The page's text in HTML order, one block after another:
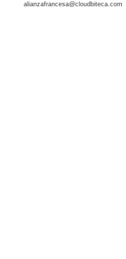
alianzafrancesa@cloudbiteca.com